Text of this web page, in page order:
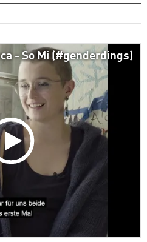
- So Mi (#genderdings)